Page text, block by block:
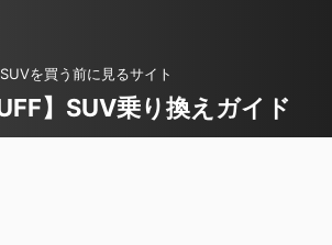
SUVを買う前に見るサイト
】SUV乗り換えガイド